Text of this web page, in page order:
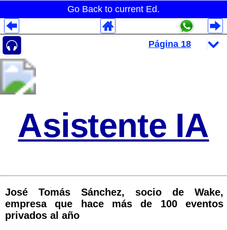
Go Back to current Ed.
Asistente IA
José Tomás Sánchez, socio de Wake,
empresa que hace más de 100 eventos
privados al año
Despliegues Analytics
Despliegues Totales
Despliegues por Rubros